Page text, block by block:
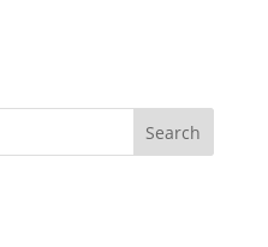
Search